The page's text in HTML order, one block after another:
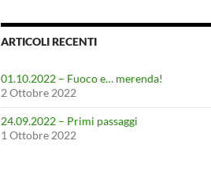
ARTICOLI RECENTI
01.10.2022 – Fuoco e… merenda!
2 Ottobre 2022
24.09.2022 – Primi passaggi
1 Ottobre 2022